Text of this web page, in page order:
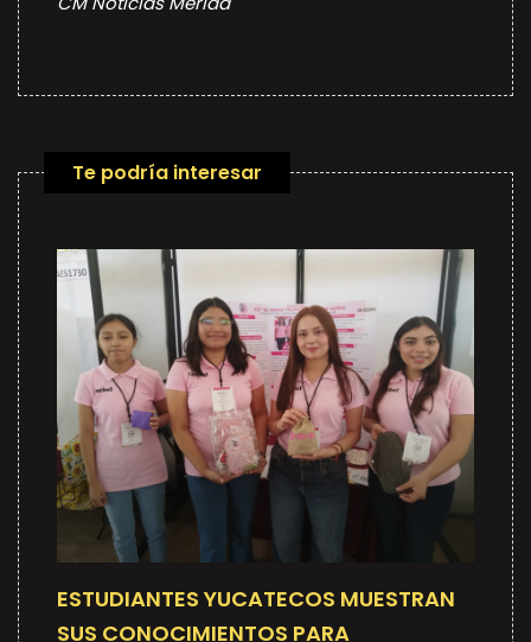
Te podría interesar
ESTUDIANTES YUCATECOS MUESTRAN
SUS CONOCIMIENTOS PARA